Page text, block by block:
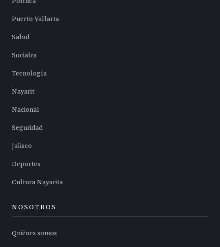
Puerto Vallarta
Salud
Sociales
Tecnología
Nayarit
Nacional
Seguridad
Jalisco
Deportes
Cultura Nayarita
NOSOTROS
Quiénes somos